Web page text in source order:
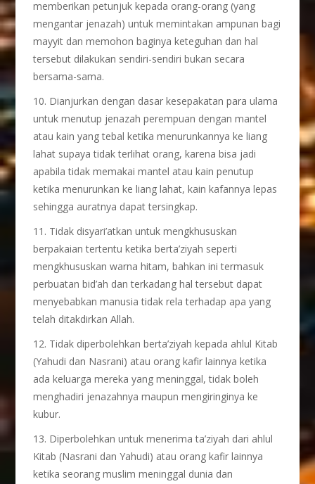
memberikan petunjuk kepada orang-orang (yang
mengantar jenazah) untuk memintakan ampunan bagi
mayyit dan memohon baginya keteguhan dan hal
tersebut dilakukan sendiri-sendiri bukan secara
bersama-sama.
10. Dianjurkan dengan dasar kesepakatan para ulama
untuk menutup jenazah perempuan dengan mantel
atau kain yang tebal ketika menurunkannya ke liang
lahat supaya tidak terlihat orang, karena bisa jadi
apabila tidak memakai mantel atau kain penutup
ketika menurunkan ke liang lahat, kain kafannya lepas
sehingga auratnya dapat tersingkap.
11. Tidak disyari’atkan untuk mengkhususkan
berpakaian tertentu ketika berta’ziyah seperti
mengkhususkan warna hitam, bahkan ini termasuk
perbuatan bid’ah dan terkadang hal tersebut dapat
menyebabkan manusia tidak rela terhadap apa yang
telah ditakdirkan Allah.
12. Tidak diperbolehkan berta’ziyah kepada ahlul Kitab
(Yahudi dan Nasrani) atau orang kafir lainnya ketika
ada keluarga mereka yang meninggal, tidak boleh
menghadiri jenazahnya maupun mengiringinya ke
kubur.
13. Diperbolehkan untuk menerima ta’ziyah dari ahlul
Kitab (Nasrani dan Yahudi) atau orang kafir lainnya
ketika seorang muslim meninggal dunia dan